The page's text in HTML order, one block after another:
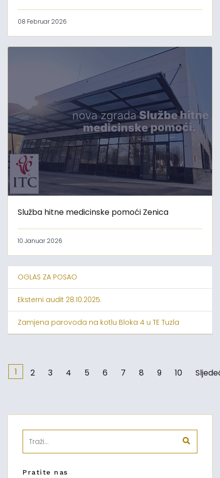
08 Februar 2026
Služba hitne medicinske pomoći Zenica
10 Januar 2026
OGLAS ZA POSAO
Eksterni audit 28.10.2025.
Zamjena parovoda na kotlu Bloka 4 u TE Tuzla
1 2 3 4 5 6 7 8 9 10
Pratite nas